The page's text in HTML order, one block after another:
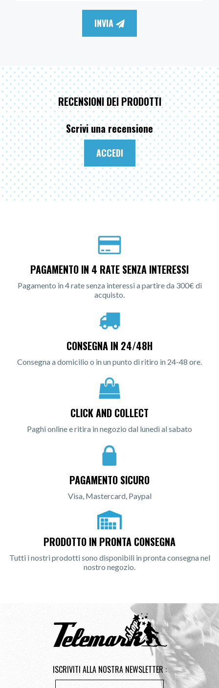
INVIA
RECENSIONI DEI PRODOTTI
Scrivi una recensione
ACCEDI
PAGAMENTO IN 4 RATE SENZA INTERESSI
Pagamento in 4 rate senza interessi a partire da 300€ di
acquisto.
CONSEGNA IN 24/48H
Consegna a domicilio o in un punto di ritiro in 24-48 ore.
CLICK AND COLLECT
Paghi online e ritira in negozio dal lunedì al sabato
PAGAMENTO SICURO
Visa, Mastercard, Paypal
PRODOTTO IN PRONTA CONSEGNA
Tutti i nostri prodotti sono disponibili in pronta consegna nel
nostro negozio.
ISCRIVITI ALLA NOSTRA NEWSLETTER :